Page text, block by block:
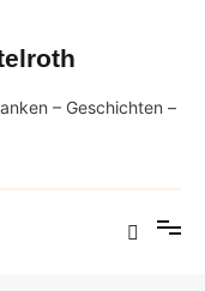
– Geschichten –